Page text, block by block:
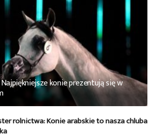
konie prezentują się w
rolnictwa: Konie arabskie to nasza chluba